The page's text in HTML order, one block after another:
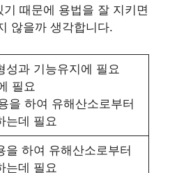
때문에 용법을 잘 지키면
않을까 생각합니다.
성과 기능유지에 필요
필요
을 하여 유해산소로부터
는데 필요
을 하여 유해산소로부터
는데 필요